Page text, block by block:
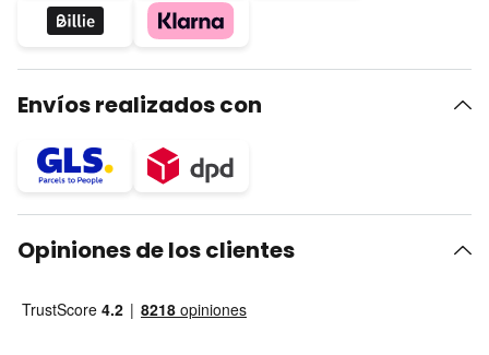
Envíos realizados con
Opiniones de los clientes